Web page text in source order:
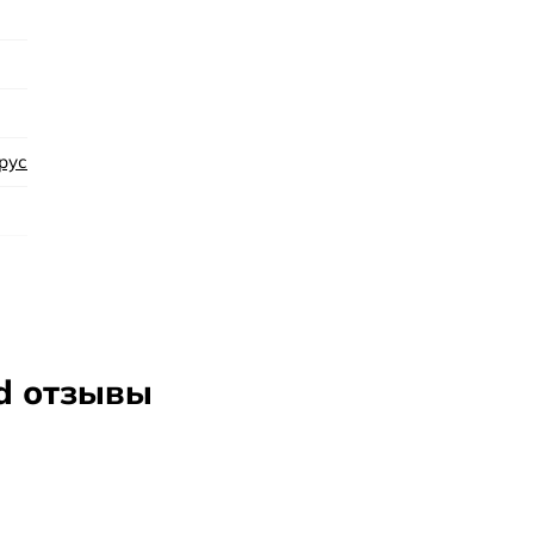
Бренд Gian Marco Venturi был основан в Италии в
продуктами, которые отличаются утонченными
которая покоряет сердца многих ценителей
отзывы